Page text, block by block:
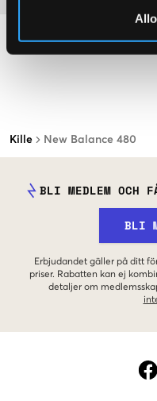
Kille New Balance 480
BLI MEDLEM OCH
BLI
Erbjudandet gäller på ditt
priser. Rabatten kan ej
detaljer om